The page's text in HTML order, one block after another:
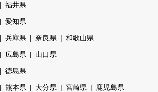
福井県
愛知県
兵庫県 奈良県 和歌山県
広島県 山口県
徳島県
熊本県 大分県 宮崎県 鹿児島県